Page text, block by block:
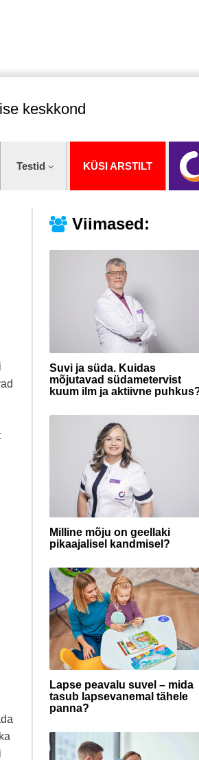
keskkond
Testid KÜSI ARSTILT
Viimased:
Suvi ja süda. Kuidas
mõjutavad südametervist
kuum ilm ja aktiivne
Milline mõju on geellaki
pikaajalisel kandmisel?
Lapse peavalu suvel – mida
tasub lapsevanemal tähele
panna?